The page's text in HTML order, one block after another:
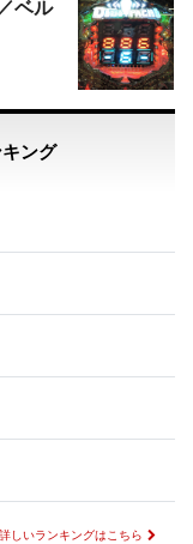
ベル
ング
詳しいランキングはこちら